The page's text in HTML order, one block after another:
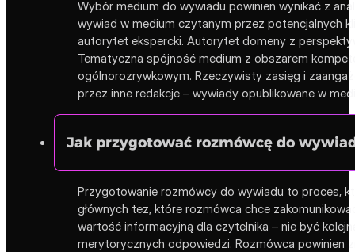
Wybór medium do wywiadu powinien wynikać z
wywiad w medium czytanym przez potencjalnych
autorytet ekspercki. Autorytet domeny z
Tematyczna spójność medium z obszarem
ogólnorozrywkowym. Rzeczywisty zasięg i
przez inne redakcje – wywiady opublikowane w
Jak przygotować rozmówcę do
Przygotowanie rozmówcy do wywiadu to proces,
głównych tez, które rozmówca chce
wartość informacyjną dla czytelnika – nie być
merytorycznych odpowiedzi. Rozmówca powinien